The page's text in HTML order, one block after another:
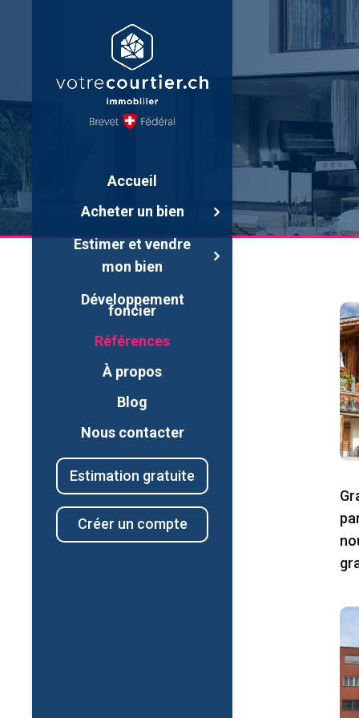
Accueil
Acheter un bien
Estimer et vendre
mon bien
Développement
foncier
Références
À propos
Blog
Nous contacter
Estimation gratuite
Créer un compte